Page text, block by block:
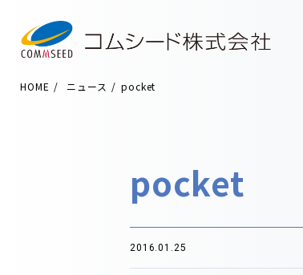
HOME ニュース pocket
pocket
2016.01.25